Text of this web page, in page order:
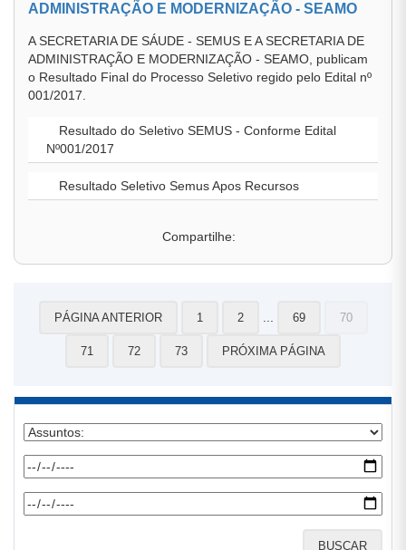
ADMINISTRAÇÃO E MODERNIZAÇÃO - SEAMO
A SECRETARIA DE SÁUDE - SEMUS E A SECRETARIA DE
ADMINISTRAÇÃO E MODERNIZAÇÃO - SEAMO, publicam
o Resultado Final do Processo Seletivo regido pelo Edital nº
001/2017.
Resultado do Seletivo SEMUS - Conforme Edital
Nº001/2017
Resultado Seletivo Semus Apos Recursos
Compartilhe:
PÁGINA ANTERIOR 1 2 69 70
71 72 73 PRÓXIMA PÁGINA
BUSCAR